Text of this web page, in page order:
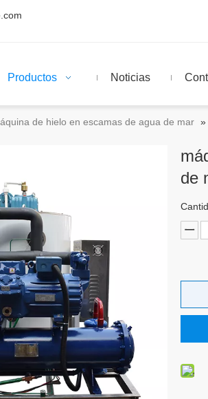
Productos Noticias
de hielo en escamas de agua de mar »
de